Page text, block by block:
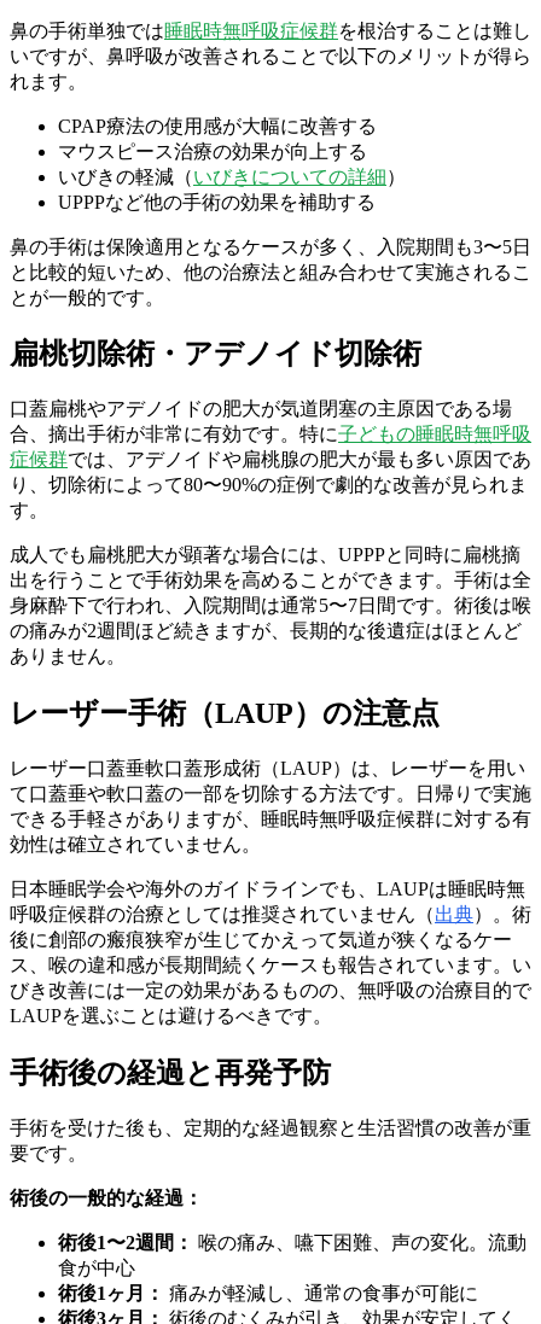
鼻の手術単独では睡眠時無呼吸症候群を根治することは難し
いですが、鼻呼吸が改善されることで以下のメリットが得ら
れます。
CPAP療法の使用感が大幅に改善する
マウスピース治療の効果が向上する
いびきの軽減（いびきについての詳細）
UPPPなど他の手術の効果を補助する
鼻の手術は保険適用となるケースが多く、入院期間も3〜5日
と比較的短いため、他の治療法と組み合わせて実施されるこ
とが一般的です。
扁桃切除術・アデノイド切除術
口蓋扁桃やアデノイドの肥大が気道閉塞の主原因である場
合、摘出手術が非常に有効です。特に子どもの睡眠時無呼吸
症候群では、アデノイドや扁桃腺の肥大が最も多い原因であ
り、切除術によって80〜90%の症例で劇的な改善が見られま
す。
成人でも扁桃肥大が顕著な場合には、UPPPと同時に扁桃摘
出を行うことで手術効果を高めることができます。手術は全
身麻酔下で行われ、入院期間は通常5〜7日間です。術後は喉
の痛みが2週間ほど続きますが、長期的な後遺症はほとんど
ありません。
レーザー手術（LAUP）の注意点
レーザー口蓋垂軟口蓋形成術（LAUP）は、レーザーを用い
て口蓋垂や軟口蓋の一部を切除する方法です。日帰りで実施
できる手軽さがありますが、睡眠時無呼吸症候群に対する有
効性は確立されていません。
日本睡眠学会や海外のガイドラインでも、LAUPは睡眠時無
呼吸症候群の治療としては推奨されていません（出典）。術
後に創部の瘢痕狭窄が生じてかえって気道が狭くなるケー
ス、喉の違和感が長期間続くケースも報告されています。い
びき改善には一定の効果があるものの、無呼吸の治療目的で
LAUPを選ぶことは避けるべきです。
手術後の経過と再発予防
手術を受けた後も、定期的な経過観察と生活習慣の改善が重
要です。
術後の一般的な経過：
術後1〜2週間：
喉の痛み、嚥下困難、声の変化。流動
食が中心
術後1ヶ月： 痛みが軽減し、通常の食事が可能に
術後3ヶ月： 術後のむくみが引き、効果が安定してく